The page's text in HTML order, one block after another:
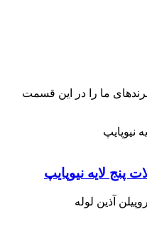
ما را در این قسمت